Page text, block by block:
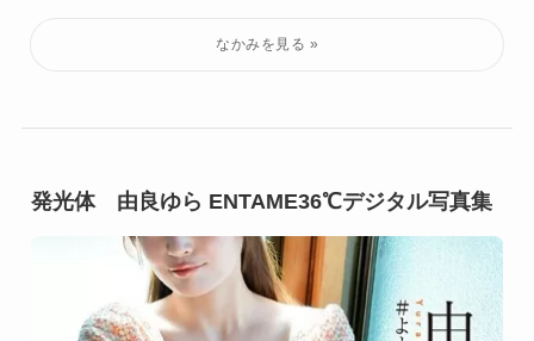
発光体 由良ゆら ENTAME36℃デジタル写真集